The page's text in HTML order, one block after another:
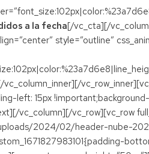
a la fecha[/vc_cta][/
style=”outline”
left: 15px
vc_column][/vc_row][vc_row
2024/02/header-nube-